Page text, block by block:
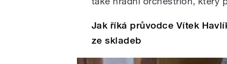
Jak říká průvodce Vítek
ze skladeb